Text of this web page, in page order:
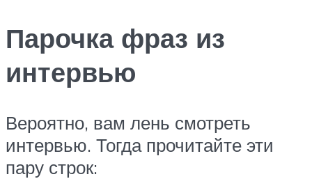
Парочка фраз из
интервью
Вероятно, вам лень смотреть
интервью. Тогда прочитайте эти
пару строк: